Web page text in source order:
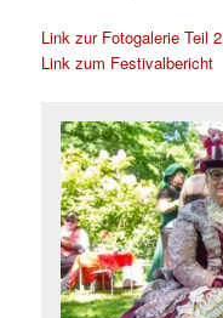
Link zur Fotogalerie Teil 2
Link zum Festivalbericht